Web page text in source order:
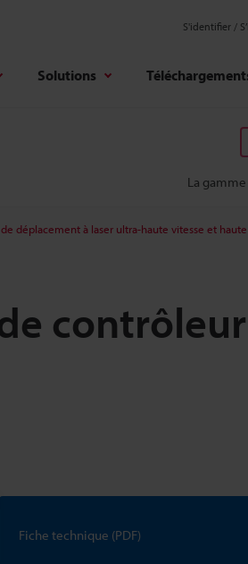
S'identifier /
Solutions
La gamme
déplacement à laser ultra-haute vitesse et
Fiche technique (PDF)